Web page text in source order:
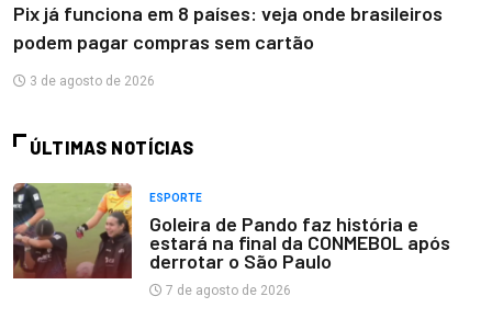
Pix já funciona em 8 países: veja onde brasileiros
podem pagar compras sem cartão
3 de agosto de 2026
ÚLTIMAS NOTÍCIAS
ESPORTE
Goleira de Pando faz história e
estará na final da CONMEBOL após
derrotar o São Paulo
7 de agosto de 2026